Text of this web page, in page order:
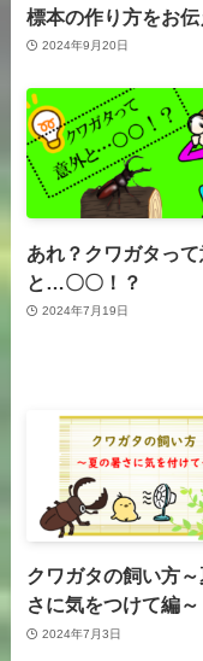
標本の作り方をお伝
2024年9月20日
あれ？クワガタっ
と…〇〇！？
2024年7月19日
クワガタの飼い方
さに気をつけて編～
2024年7月3日